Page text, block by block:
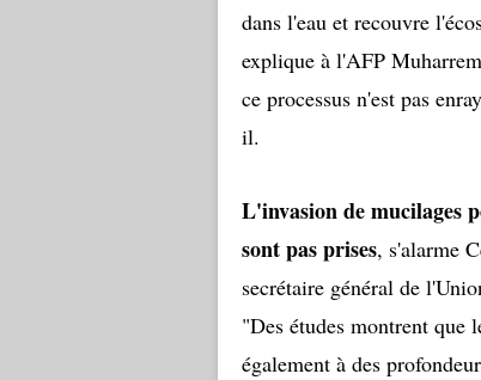
dans l'eau et recouvre
explique à l'AFP
ce processus n'est pas
il.
L'invasion de mucilages
sont pas prises, s'alarme
secrétaire général de
"Des études montrent que
également à des